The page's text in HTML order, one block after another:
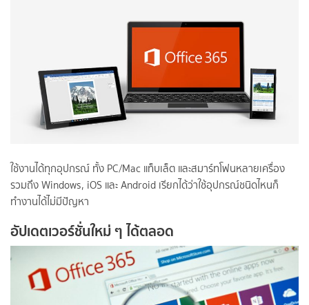
ใช้งานได้ทุกอุปกรณ์ ทั้ง PC/Mac แท็บเล็ต และสมาร์ทโฟนหลายเครื่อง
รวมถึง Windows, iOS และ Android เรียกได้ว่าใช้อุปกรณ์ชนิดไหนก็
ทำงานได้ไม่มีปัญหา
อัปเดตเวอร์ชั่นใหม่ ๆ ได้ตลอด